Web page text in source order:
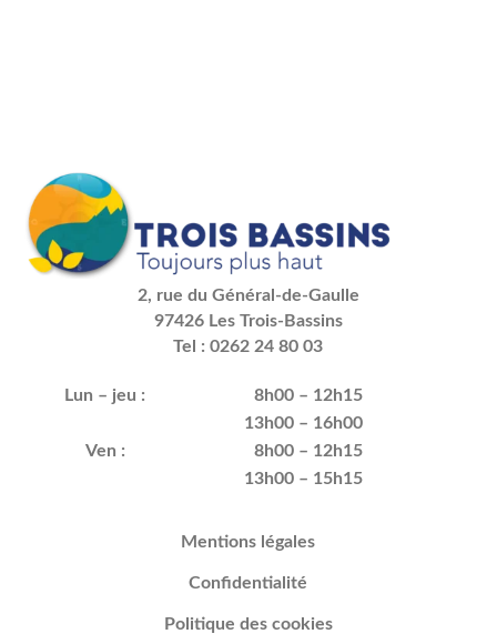
2, rue du Général-de-Gaulle
97426 Les Trois-Bassins
Tel : 0262 24 80 03
Lun – jeu :
8h00 – 12h15
13h00 – 16h00
Ven :
8h00 – 12h15
13h00 – 15h15
Mentions légales
Confidentialité
Politique des cookies